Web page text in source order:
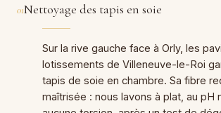
01Nettoyage des tapis en soie
Sur la rive gauche face à Orly, les
lotissements de Villeneuve-le-Roi
tapis de soie en chambre. Sa fibre
maîtrisée : nous lavons à plat, au pH